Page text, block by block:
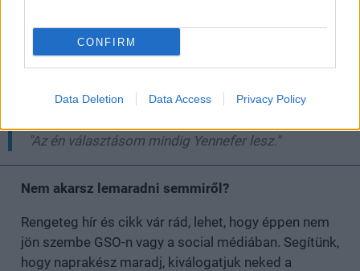
CONFIRM
Data Deletion Data Access Privacy Policy
is a könyvek szerinti "igazi" páros felé húz.
"Az én választásom mindig Yennefer lesz."
Nem akarsz lemaradni semmiről?
Rengeteg hír és cikk vár rád, lehet, hogy éppen nem
jön szembe GSO-n vagy a social médiában. Segítünk,
hogy naprakész maradj, kiválogatjuk neked a